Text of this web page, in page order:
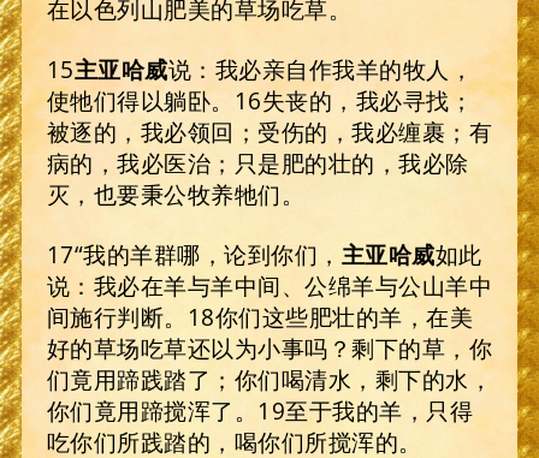
在以色列山肥美的草场吃草。
15主亚哈威说：我必亲自作我羊的牧人，
使牠们得以躺卧。16失丧的，我必寻找；
被逐的，我必领回；受伤的，我必缠裹；有
病的，我必医治；只是肥的壮的，我必除
灭，也要秉公牧养牠们。
17“我的羊群哪，论到你们， 主亚哈威如此
说：我必在羊与羊中间、公绵羊与公山羊中
间施行判断。18你们这些肥壮的羊，在美
好的草场吃草还以为小事吗？剩下的草，你
们竟用蹄践踏了；你们喝清水，剩下的水，
你们竟用蹄搅浑了。19至于我的羊，只得
吃你们所践踏的，喝你们所搅浑的。